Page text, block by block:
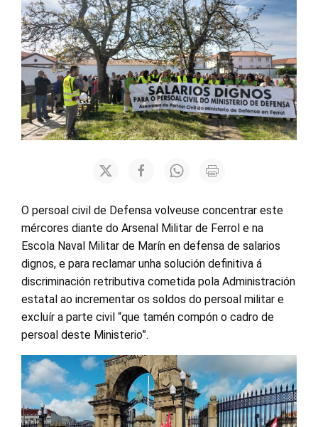
O persoal civil de Defensa volveuse concentrar este
mércores diante do Arsenal Militar de Ferrol e na
Escola Naval Militar de Marín en defensa de salarios
dignos, e para reclamar unha solución definitiva á
discriminación retributiva cometida pola Administración
estatal ao incrementar os soldos do persoal militar e
excluír a parte civil “que tamén compón o cadro de
persoal deste Ministerio”.